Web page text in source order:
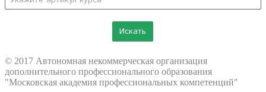
Искать
© 2017 Автономная некоммерческая организация
дополнительного профессионального образования
"Московская академия профессиональных компетенций"